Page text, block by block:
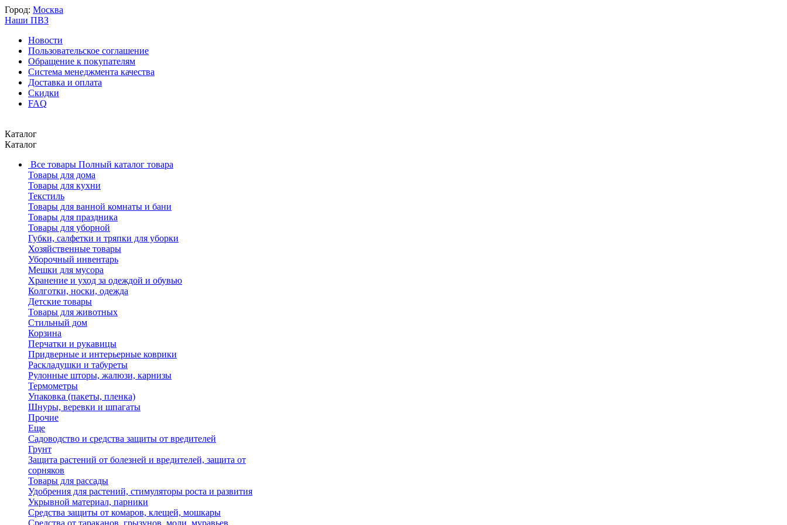
Город: Москва
Наши ПВЗ
Новости
Пользовательское соглашение
Обращение к покупателям
Система менеджмента качества
Доставка и оплата
Скидки
FAQ
Каталог
Каталог
Все товары Полный каталог товара
Товары для дома
Товары для кухни
Текстиль
Товары для ванной комнаты и бани
Товары для праздника
Товары для уборной
Губки, салфетки и тряпки для уборки
Хозяйственные товары
Уборочный инвентарь
Мешки для мусора
Хранение и уход за одеждой и обувью
Колготки, носки, одежда
Детские товары
Товары для животных
Стильный дом
Корзина
Перчатки и рукавицы
Придверные и интерьерные коврики
Раскладушки и табуреты
Рулонные шторы, жалюзи, карнизы
Термометры
Упаковка (пакеты, пленка)
Шнуры, веревки и шпагаты
Прочие
Еще
Садоводство и средства защиты от вредителей
Грунт
Защита растений от болезней и вредителей, защита от
сорняков
Товары для рассады
Удобрения для растений, стимуляторы роста и развития
Укрывной материал, парники
Средства защиты от комаров, клещей, мошкары
Средства от тараканов, грызунов, моли, муравьев